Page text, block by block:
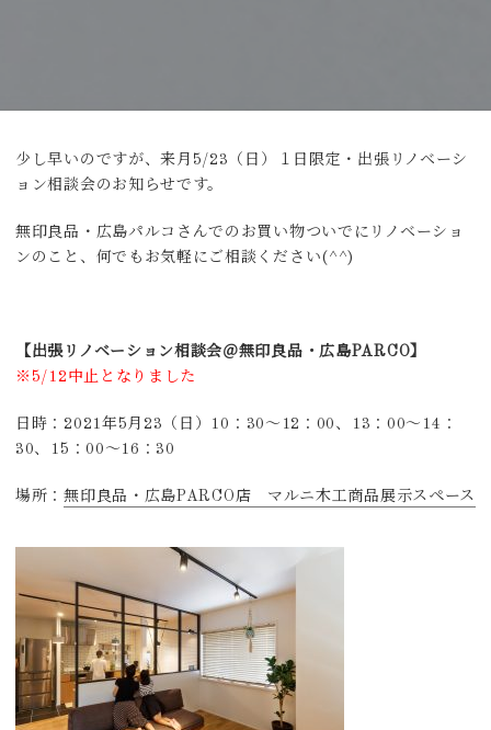
少し早いのですが、来月5/23（日）１日限定・出張リノベーシ
ョン相談会のお知らせです。
無印良品・広島パルコさんでのお買い物ついでにリノベーショ
ンのこと、何でもお気軽にご相談ください(^^)
【出張リノベーション相談会＠無印良品・広島PARCO】
※5/12中止となりました
日時：2021年5月23（日）10：30～12：00、13：00～14：
30、15：00～16：30
場所：無印良品・広島PARCO店 マルニ木工商品展示スペース